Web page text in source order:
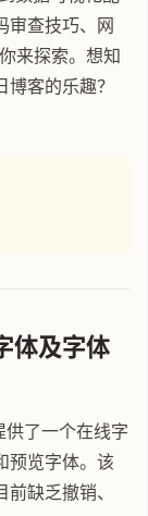
审查技巧、网
来探索。想知
客的乐趣？
体及字体
了一个在线字
预览字体。该
缺乏撤销、